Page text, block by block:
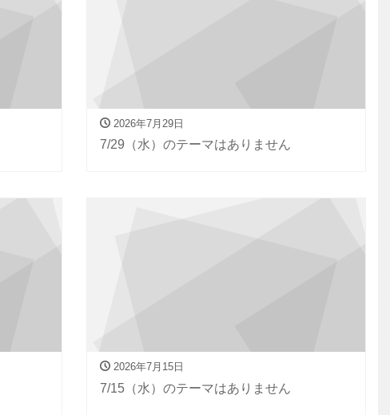
2026年7月29日
7/29（水）のテーマはありません
2026年7月15日
7/15（水）のテーマはありません